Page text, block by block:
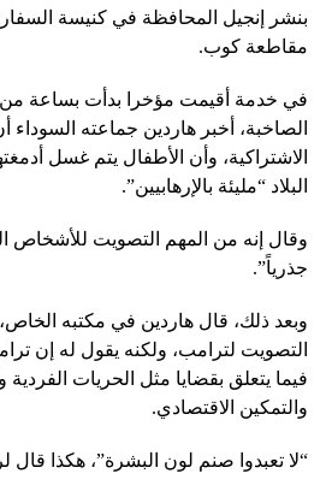
بنشر إنجيل المحافظة في كنيسة
مقاطعة كوب.
في خدمة أقيمت مؤخرا بدأت بساعة من
الصاخبة، أخبر هاردين جماعته السوداء
الاشتراكية، وأن الأطفال يتم غسل
البلاد “مليئة بالإرهابيين”.
وقال إنه من المهم التصويت للأشخاص
جذرياً”.
وبعد ذلك، قال هاردين في مكتبه
التصويت لترامب، ولكنه يقول له إن
فيما يتعلق بقضايا مثل الحريات الفردية
والتمكين الاقتصادي.
“لا تعبدوا صنم لون البشرة”، هكذا قال